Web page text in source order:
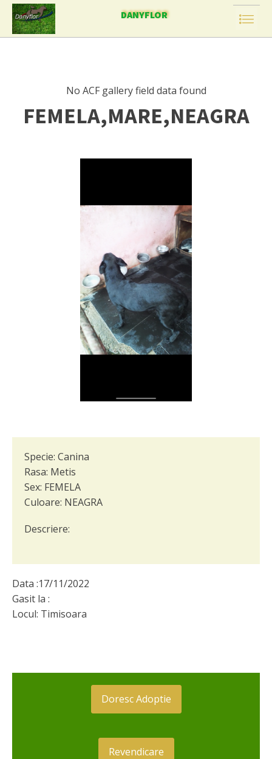
DANYFLOR
No ACF gallery field data found
FEMELA,MARE,NEAGRA
Specie: Canina
Rasa: Metis
Sex: FEMELA
Culoare: NEAGRA
Descriere:
Data :17/11/2022
Gasit la :
Locul: Timisoara
Doresc Adoptie
Revendicare